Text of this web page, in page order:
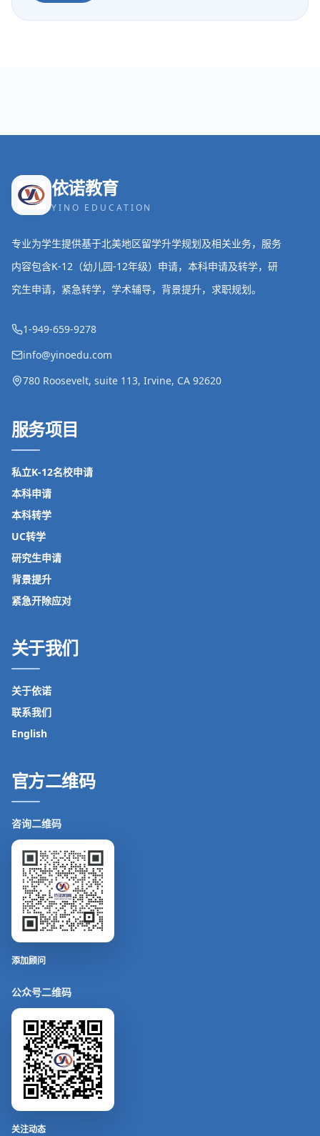
依诺教育
YINO EDUCATION
专业为学生提供基于北美地区留学升学规划及相关业务，服务
内容包含K-12（幼儿园-12年级）申请，本科申请及转学，研
究生申请，紧急转学，学术辅导，背景提升，求职规划。
1-949-659-9278
info@yinoedu.com
780 Roosevelt, suite 113, Irvine, CA 92620
服务项目
私立K-12名校申请
本科申请
本科转学
UC转学
研究生申请
背景提升
紧急开除应对
关于我们
关于依诺
联系我们
English
官方二维码
咨询二维码
添加顾问
公众号二维码
关注动态